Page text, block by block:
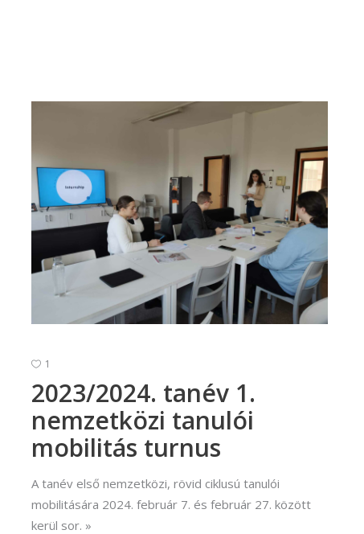
1
2023/2024. tanév 1.
nemzetközi tanulói
mobilitás turnus
A tanév első nemzetközi, rövid ciklusú tanulói
mobilitására 2024. február 7. és február 27. között
kerül sor.